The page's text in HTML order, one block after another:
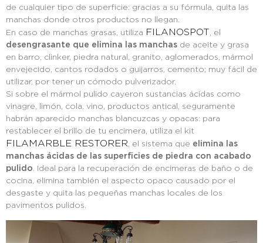
de cualquier tipo de superficie: gracias a su fórmula, quita las
manchas donde otros productos no llegan.
En caso de manchas grasas, utiliza FILANOSPOT , el
desengrasante que elimina las manchas de aceite y grasa
en barro, clinker, piedra natural, granito, aglomerados, mármol
envejecido, cantos rodados o guijarros, cemento; muy fácil de
utilizar, por tener un cómodo pulverizador.
Si sobre el mármol pulido cayeron sustancias ácidas como
vinagre, limón, cola, vino, productos antical, seguramente
habrán aparecido manchas blancuzcas y opacas: para
restablecer el brillo de tu encimera, utiliza el kit
FILAMARBLE RESTORER , el sistema que elimina las
manchas ácidas de las superficies de piedra con acabado
pulido . Ideal para la recuperación de encimeras de baño o de
cocina, elimina también el aspecto opaco causado por el
desgaste y quita las pequeñas manchas locales de los
pavimentos pulidos.